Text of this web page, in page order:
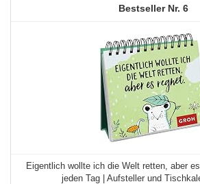
6
Eigentlich wollte ich die Welt retten, aber
jeden Tag | Aufsteller und